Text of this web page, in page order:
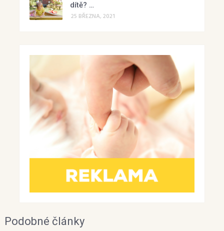
dítě? …
25 BŘEZNA, 2021
Podobné články